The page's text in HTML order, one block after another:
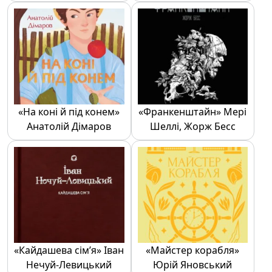
«На коні й під конем»
Анатолій Дімаров
«Франкенштайн» Мері
Шеллі, Жорж Бесс
«Кайдашева сім’я» Іван
Нечуй-Левицький
«Майстер корабля»
Юрій Яновський